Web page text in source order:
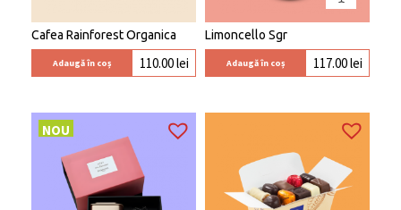
Cafea Rainforest Organica
Adaugă în coș 110.00lei
Limoncello Sgr
Adaugă în coș 117.00lei
NOU